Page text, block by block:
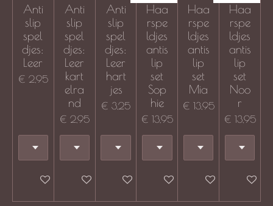
Anti
slip
spel
djes:
Leer
€ 2,95
In winkelwagen
Anti
slip
spel
djes:
Leer
kart
elra
nd
€ 2,95
In winkelwagen
Anti
slip
spel
djes:
Leer
hart
jes
€ 3,25
In winkelwagen
Haa
rspe
ldjes
antis
lip
set
Sop
hie
€ 13,95
In winkelwagen
Haa
rspe
ldjes
antis
lip
set
Mia
€ 13,95
In winkelwagen
Haa
rspe
ldjes
antis
lip
set
Noo
r
€ 13,95
In